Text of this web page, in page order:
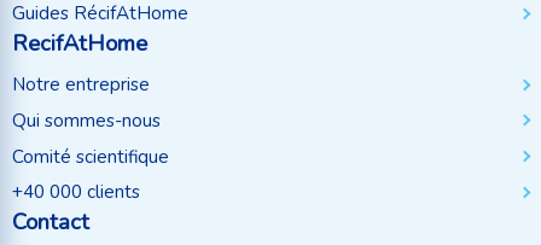
Guides RécifAtHome
RecifAtHome
Notre entreprise
Qui sommes-nous
Comité scientifique
+40 000 clients
Contact